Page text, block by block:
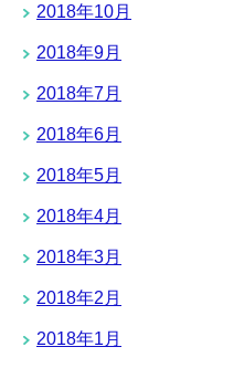
2018年10月
2018年9月
2018年7月
2018年6月
2018年5月
2018年4月
2018年3月
2018年2月
2018年1月